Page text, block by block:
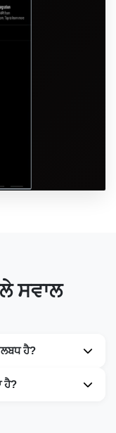
ਸਵਾਲ
ਹੈ?
ਲਈ ਸਮਰਥਨ ਦੇ
ਤੀਜੀ-ਧਿਰ ਐਪਸ
ਹੈ?